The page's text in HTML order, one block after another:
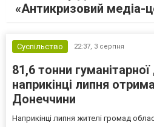
«Антикризовий медіа-
Суспільство 22:37, 3 серпня
81,6 тонни
наприкінці липня
Донеччини
Наприкінці липня жителі громад